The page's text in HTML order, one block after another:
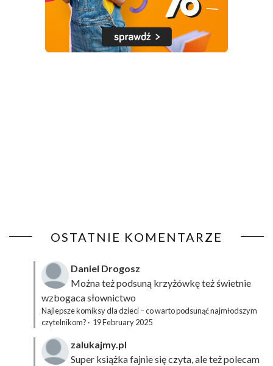
OSTATNIE KOMENTARZE
Daniel Drogosz
Można też podsuną krzyżówkęteż świetnie
wzbogaca słownictwo
Najlepsze komiksy dla dzieci – co warto podsunąć najmłodszym
czytelnikom? · 19 February 2025
zalukajmy.pl
Super książka fajnie się czyta, ale też polecam